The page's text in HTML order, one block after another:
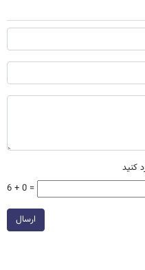
کنید
6 + 0 =
ارسال